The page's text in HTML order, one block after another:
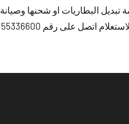
تبديل البطاريات او شحنها وصيانة
اتصل على رقم 55336600 .